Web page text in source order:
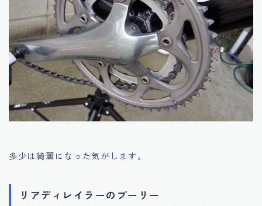
多少は綺麗になった気がします。
リアディレイラーのプーリー